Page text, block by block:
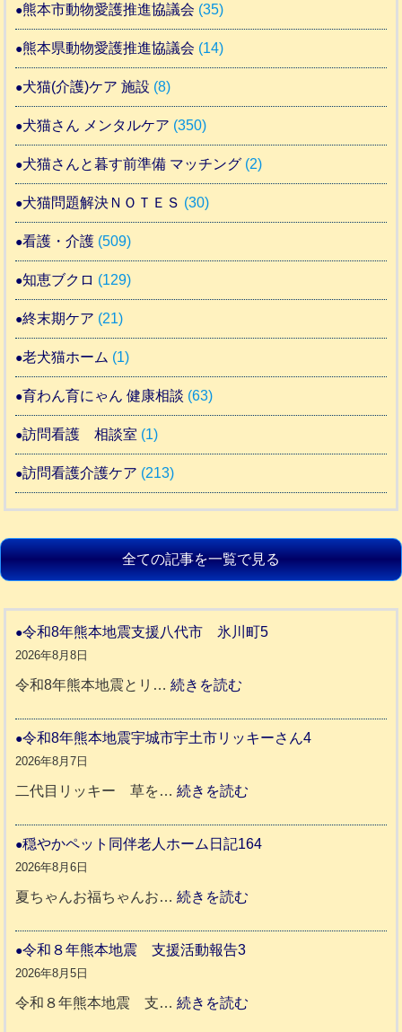
熊本市動物愛護推進協議会 (35)
熊本県動物愛護推進協議会 (14)
犬猫(介護)ケア 施設 (8)
犬猫さん メンタルケア (350)
犬猫さんと暮す前準備 マッチング (2)
犬猫問題解決ＮＯＴＥＳ (30)
看護・介護 (509)
知恵ブクロ (129)
終末期ケア (21)
老犬猫ホーム (1)
育わん育にゃん 健康相談 (63)
訪問看護 相談室 (1)
訪問看護介護ケア (213)
全ての記事を一覧で見る
令和8年熊本地震支援八代市 氷川町5
2026年8月8日
令和8年熊本地震とリ…続きを読む
和
年
本
援
市
令和8年熊本地震宇城市宇土市リッキーさん4
2026年8月7日
二代目リッキー 草を…続きを読む
和
穏やかペット同伴老人ホーム日記164
2026年8月6日
夏ちゃんお福ちゃんお…続きを読む
令和８年熊本地震 支援活動報告3
2026年8月5日
令和８年熊本地震 支…続きを読む